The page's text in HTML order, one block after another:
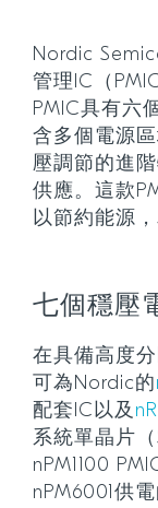
Nordic
管理IC（
PMIC具有六
含多個電源
壓調節的進
供應。這款
以節約能源
七個穩壓
在具備高度
可為Nordic的
配套IC以及
系統單晶片
nPM1100
nPM6001供